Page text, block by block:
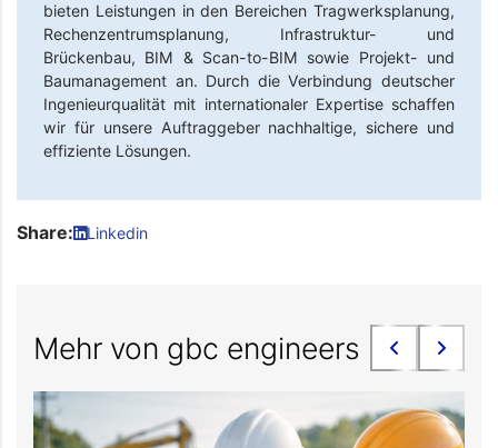
bieten Leistungen in den Bereichen Tragwerksplanung,
Rechenzentrumsplanung, Infrastruktur- und
Brückenbau, BIM & Scan-to-BIM sowie Projekt- und
Baumanagement an. Durch die Verbindung deutscher
Ingenieurqualität mit internationaler Expertise schaffen
wir für unsere Auftraggeber nachhaltige, sichere und
effiziente Lösungen.
Share: Linkedin
Mehr von gbc engineers